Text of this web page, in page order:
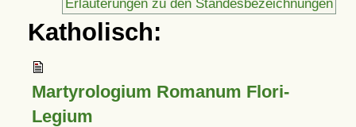
Erläuterungen zu den Standesbezeichnungen
Katholisch:
Martyrologium Romanum Flori-
Legium